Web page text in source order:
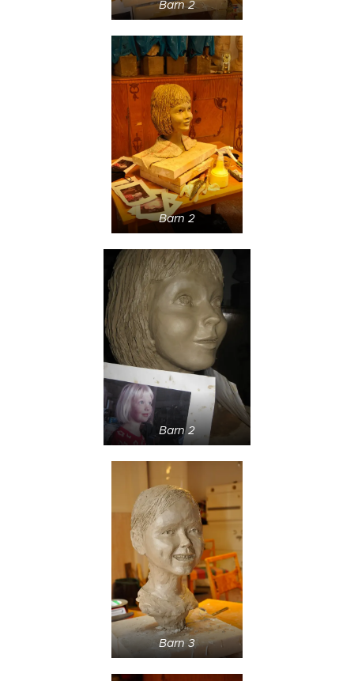
Barn 2
Barn 2
Barn 2
Barn 3